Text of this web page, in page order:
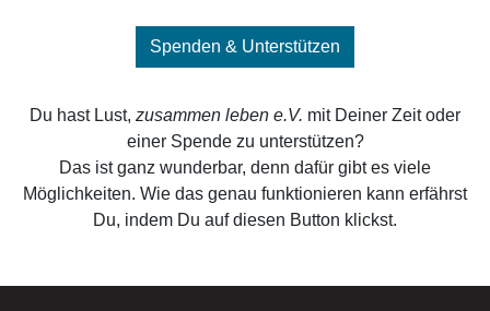
Spenden & Unterstützen
Du hast Lust, zusammen leben e.V. mit Deiner Zeit oder
einer Spende zu unterstützen?
Das ist ganz wunderbar, denn dafür gibt es viele
Möglichkeiten. Wie das genau funktionieren kann erfährst
Du, indem Du auf diesen Button klickst.